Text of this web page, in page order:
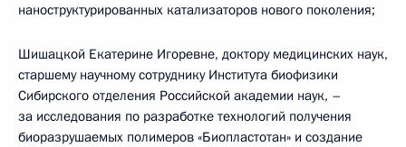
наноструктурированных катализаторов нового поколения;
Шишацкой Екатерине Игоревне, доктору медицинских наук,
старшему научному сотруднику Института биофизики
Сибирского отделения Российской академии наук, –
за исследования по разработке технологий получения
биоразрушаемых полимеров «Биопластотан» и создание